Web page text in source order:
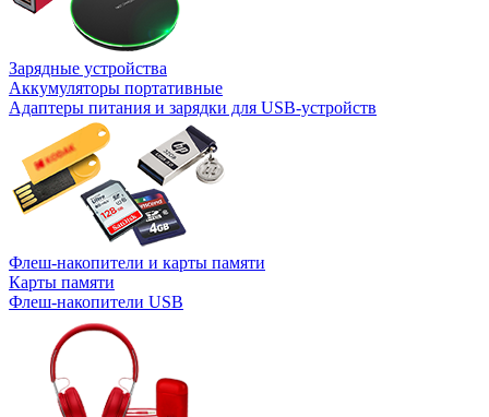
Зарядные устройства
Аккумуляторы портативные
Адаптеры питания и зарядки для USB-устройств
Флеш-накопители и карты памяти
Карты памяти
Флеш-накопители USB